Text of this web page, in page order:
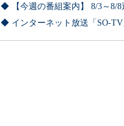
◆ 【今週の番組案内】 8/3～8/
◆ インターネット放送「SO-